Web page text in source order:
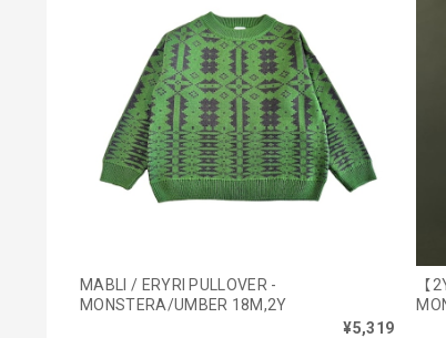
MABLI / ERYRI PULLOVER -
MONSTERA/UMBER 18M,2Y
¥5,319
【